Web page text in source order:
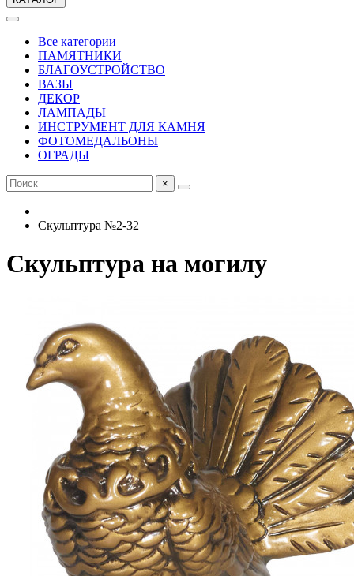
Все категории
ПАМЯТНИКИ
БЛАГОУСТРОЙСТВО
ВАЗЫ
ДЕКОР
ЛАМПАДЫ
ИНСТРУМЕНТ ДЛЯ КАМНЯ
ФОТОМЕДАЛЬОНЫ
ОГРАДЫ
×
Скульптура №2-32
Скульптура на могилу